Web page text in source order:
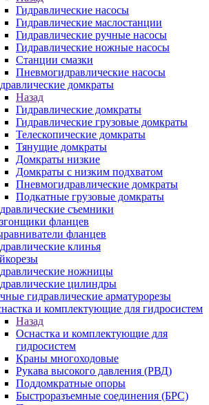
Гидравлические насосы
Гидравлические маслостанции
Гидравлические ручные насосы
Гидравлические ножные насосы
Станции смазки
Пневмогидравлические насосы
домкраты
Назад
Гидравлические домкраты
Гидравлические грузовые домкраты
Телескопические домкраты
Тянущие домкраты
Домкраты низкие
Домкраты с низким подхватом
Пневмогидравлические домкраты
Подкатные грузовые домкраты
съемники
фланцев
фланцев
клинья
ножницы
цилиндры
гидравлические арматурорезы
и комплектующие для гидросистем
Назад
Оснастка и комплектующие для
гидросистем
Краны многоходовые
Рукава высокого давления (РВД)
Поддомкратные опоры
Быстроразъемные соединения (БРС)